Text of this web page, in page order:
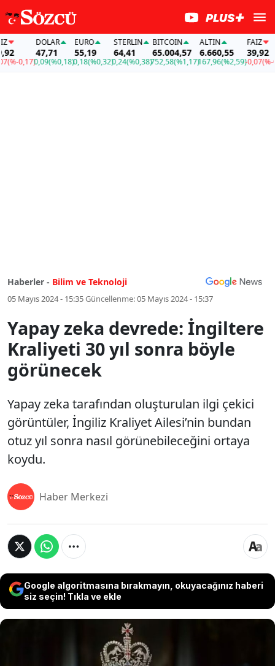
DOLAR
47,71
0,09(%0,18)
EURO
55,19
0,18(%0,32)
STERLIN
64,41
0,24(%0,38)
BITCOIN
65.004,57
752,58(%1,17)
ALTIN
6.660,55
167,96(%2,59)
FAİZ
39,92
-0,07(%-0,17)0,09
Haberler - Bilim ve Teknoloji
05 Mayıs 2024 - 15:35Güncellenme:05 Mayıs 2024 - 15:37
Yapay zeka devrede: İngiltere
Kraliyeti 30 yıl sonra böyle
görünecek
Yapay zeka tarafından oluşturulan ilgi çekici
görüntüler, İngiliz Kraliyet Ailesi’nin bundan
otuz yıl sonra nasıl görünebileceğini ortaya
koydu.
Haber Merkezi
Google algoritmasına bırakmayın, okuyacağınız haberi
siz seçin! Tıkla ve ekle